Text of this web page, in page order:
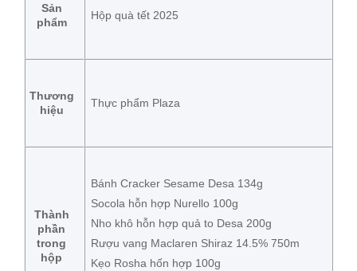
Sản
phẩm
Hộp quà tết 2025
Thương
hiệu
Thực phẩm Plaza
Thành
phần
trong
hộp
Bánh Cracker Sesame Desa 134g
Socola hỗn hợp Nurello 100g
Nho khô hỗn hợp quả to Desa 200g
Rượu vang Maclaren Shiraz 14.5% 750m
Kẹo Rosha hốn hợp 100g